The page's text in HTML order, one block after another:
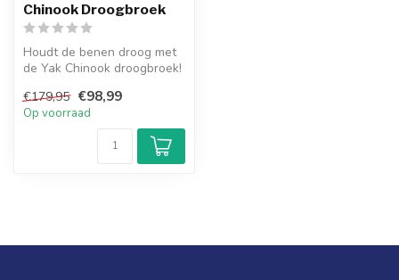
Chinook Droogbroek
Houdt de benen droog met
de Yak Chinook droogbroek!
€179,95 €98,99
Op voorraad